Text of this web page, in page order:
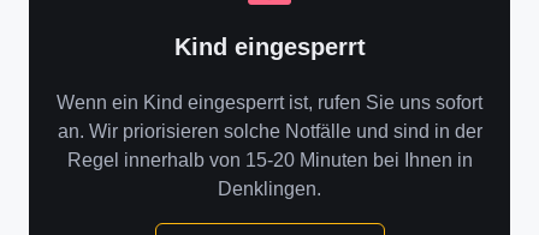
Kind eingesperrt
Wenn ein Kind eingesperrt ist, rufen Sie uns sofort
an. Wir priorisieren solche Notfälle und sind in der
Regel innerhalb von 15-20 Minuten bei Ihnen in
Denklingen.